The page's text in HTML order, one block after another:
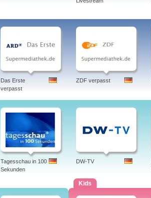
Das Erste
verpasst
ZDF verpasst
Tagesschau in 100
Sekunden
DW-TV
Kids